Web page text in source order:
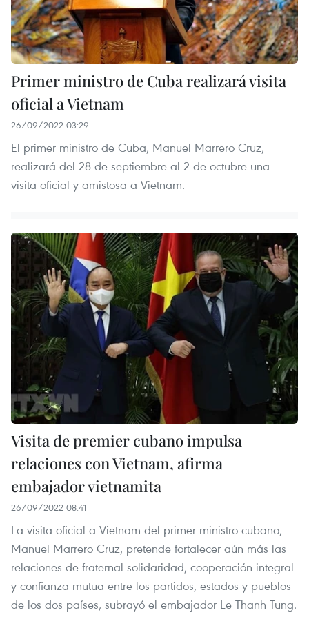
Primer ministro de Cuba realizará visita
oficial a Vietnam
26/09/2022 03:29
El primer ministro de Cuba, Manuel Marrero Cruz,
realizará del 28 de septiembre al 2 de octubre una
visita oficial y amistosa a Vietnam.
Visita de premier cubano impulsa
relaciones con Vietnam, afirma
embajador vietnamita
26/09/2022 08:41
La visita oficial a Vietnam del primer ministro cubano,
Manuel Marrero Cruz, pretende fortalecer aún más las
relaciones de fraternal solidaridad, cooperación integral
y confianza mutua entre los partidos, estados y pueblos
de los dos países, subrayó el embajador Le Thanh Tung.